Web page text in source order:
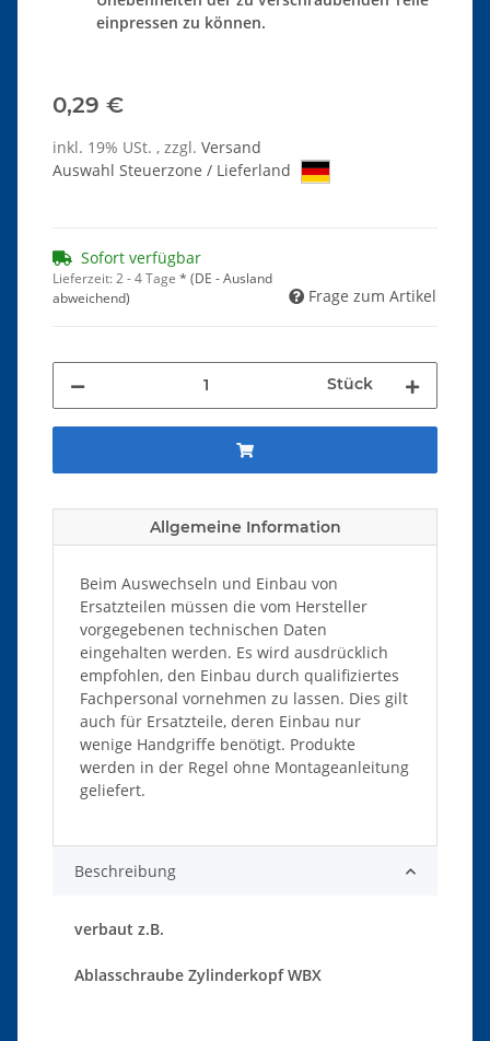
einpressen zu können.
0,29 €
inkl. 19% USt. , zzgl. Versand
Auswahl Steuerzone / Lieferland
Sofort verfügbar
Lieferzeit:2 - 4 Tage * (DE - Ausland
abweichend)
Frage zum Artikel
Stück
Allgemeine Information
Beim Auswechseln und Einbau von
Ersatzteilen müssen die vom Hersteller
vorgegebenen technischen Daten
eingehalten werden. Es wird ausdrücklich
empfohlen, den Einbau durch qualifiziertes
Fachpersonal vornehmen zu lassen. Dies gilt
auch für Ersatzteile, deren Einbau nur
wenige Handgriffe benötigt. Produkte
werden in der Regel ohne Montageanleitung
geliefert.
Beschreibung
verbaut z.B.
Ablasschraube Zylinderkopf WBX